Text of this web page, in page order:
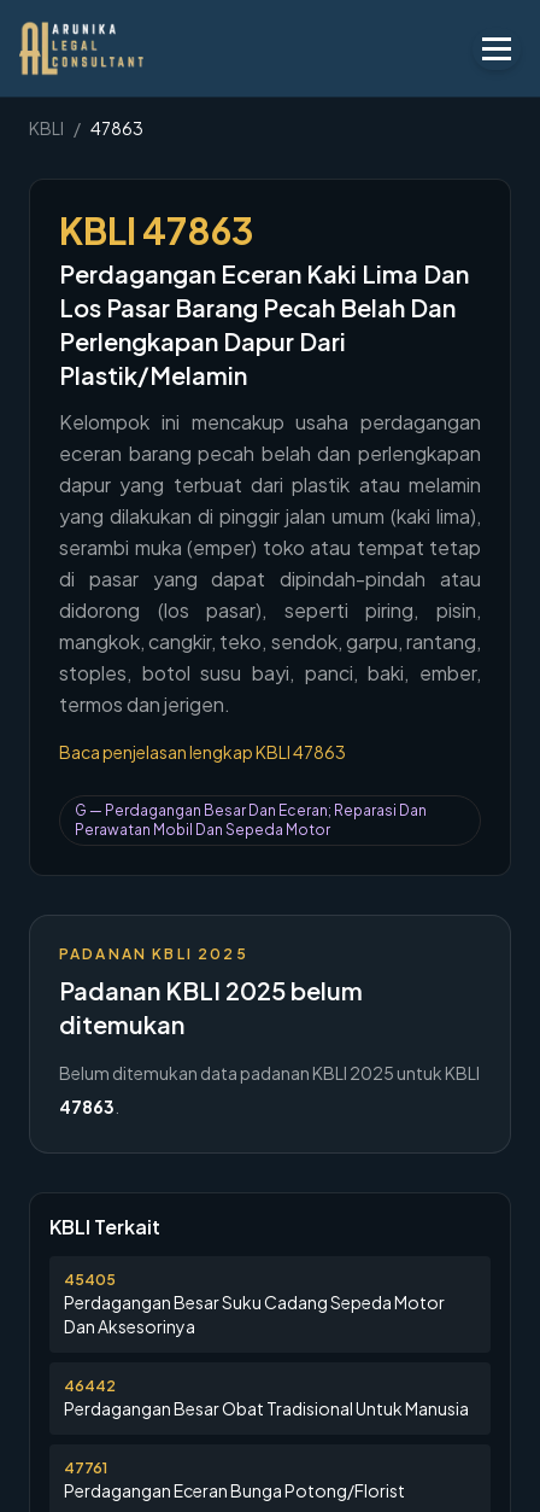
Layanan
Peraturan
KBLI
Tentang
Kontak
Penawaran
Legal AI
Hubungi Kami→
Member Area
KBLI / 47863
KBLI 47863
Perdagangan Eceran Kaki Lima Dan
Los Pasar Barang Pecah Belah Dan
Perlengkapan Dapur Dari
Plastik/Melamin
Kelompok ini mencakup usaha perdagangan
eceran barang pecah belah dan perlengkapan
dapur yang terbuat dari plastik atau melamin
yang dilakukan di pinggir jalan umum (kaki lima),
serambi muka (emper) toko atau tempat tetap
di pasar yang dapat dipindah-pindah atau
didorong (los pasar), seperti piring, pisin,
mangkok, cangkir, teko, sendok, garpu, rantang,
stoples, botol susu bayi, panci, baki, ember,
termos dan jerigen.
Baca penjelasan lengkap KBLI47863
G — Perdagangan Besar Dan Eceran; Reparasi Dan
Perawatan Mobil Dan Sepeda Motor
PADANAN KBLI 2025
Padanan KBLI 2025 belum
ditemukan
Belum ditemukan data padanan KBLI 2025 untuk KBLI
47863
KBLI Terkait
45405
Perdagangan Besar Suku Cadang Sepeda Motor
Dan Aksesorinya
46442
Perdagangan Besar Obat Tradisional Untuk Manusia
47761
Perdagangan Eceran Bunga Potong/Florist